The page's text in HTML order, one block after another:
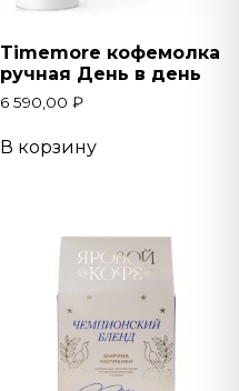
Timemore кофемолка
ручная День в день
6 590,00 ₽
В корзину